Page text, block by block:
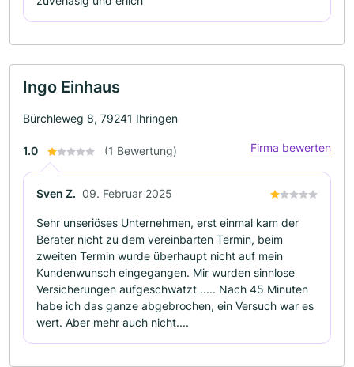
Ingo Einhaus
Bürchleweg 8, 79241 Ihringen
1.0 (1 Bewertung) Firma bewerten
Sven Z. 09. Februar 2025
Sehr unseriöses Unternehmen, erst einmal kam der
Berater nicht zu dem vereinbarten Termin, beim
zweiten Termin wurde überhaupt nicht auf mein
Kundenwunsch eingegangen. Mir wurden sinnlose
Versicherungen aufgeschwatzt ..... Nach 45 Minuten
habe ich das ganze abgebrochen, ein Versuch war es
wert. Aber mehr auch nicht....